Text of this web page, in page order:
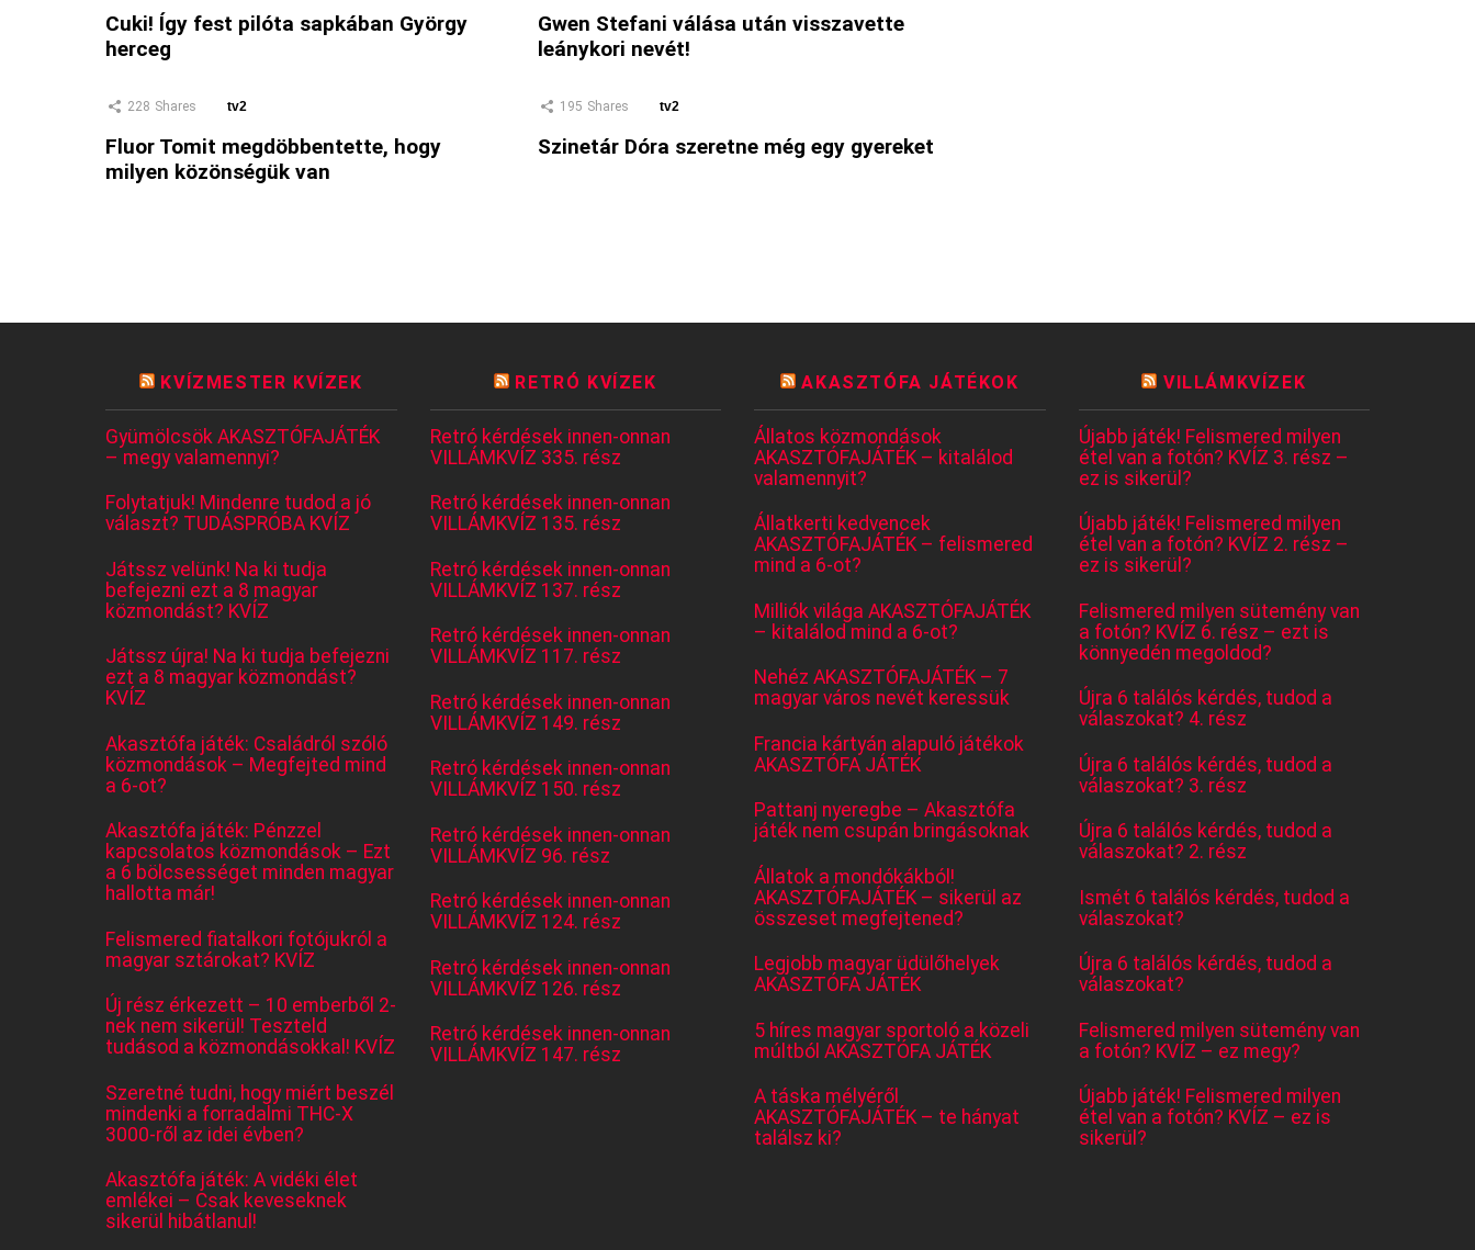
Cuki! Így fest pilóta sapkában György
herceg
Gwen Stefani válása után visszavette
leánykori nevét!
228 Shares tv2
Fluor Tomit megdöbbentette, hogy
milyen közönségük van
195 Shares tv2
Szinetár Dóra szeretne még egy gyereket
KVÍZMESTER KVÍZEK
Gyümölcsök AKASZTÓFAJÁTÉK
– megy valamennyi?
Folytatjuk! Mindenre tudod a jó
választ? TUDÁSPRÓBA KVÍZ
Játssz velünk! Na ki tudja
befejezni ezt a 8 magyar
közmondást? KVÍZ
Játssz újra! Na ki tudja befejezni
ezt a 8 magyar közmondást?
KVÍZ
Akasztófa játék: Családról szóló
közmondások – Megfejted mind
a 6-ot?
Akasztófa játék: Pénzzel
kapcsolatos közmondások – Ezt
a 6 bölcsességet minden magyar
hallotta már!
Felismered fiatalkori fotójukról a
magyar sztárokat? KVÍZ
Új rész érkezett – 10 emberből 2-
nek nem sikerül! Teszteld
tudásod a közmondásokkal! KVÍZ
Szeretné tudni, hogy miért beszél
mindenki a forradalmi THC-X
3000-ről az idei évben?
Akasztófa játék: A vidéki élet
emlékei – Csak keveseknek
sikerül hibátlanul!
RETRÓ KVÍZEK
Retró kérdések innen-onnan
VILLÁMKVÍZ 335. rész
Retró kérdések innen-onnan
VILLÁMKVÍZ 135. rész
Retró kérdések innen-onnan
VILLÁMKVÍZ 137. rész
Retró kérdések innen-onnan
VILLÁMKVÍZ 117. rész
Retró kérdések innen-onnan
VILLÁMKVÍZ 149. rész
Retró kérdések innen-onnan
VILLÁMKVÍZ 150. rész
Retró kérdések innen-onnan
VILLÁMKVÍZ 96. rész
Retró kérdések innen-onnan
VILLÁMKVÍZ 124. rész
Retró kérdések innen-onnan
VILLÁMKVÍZ 126. rész
Retró kérdések innen-onnan
VILLÁMKVÍZ 147. rész
AKASZTÓFA JÁTÉKOK
Állatos közmondások
AKASZTÓFAJÁTÉK – kitalálod
valamennyit?
Állatkerti kedvencek
AKASZTÓFAJÁTÉK – felismered
mind a 6-ot?
Milliók világa AKASZTÓFAJÁTÉK
– kitalálod mind a 6-ot?
Nehéz AKASZTÓFAJÁTÉK – 7
magyar város nevét keressük
Francia kártyán alapuló játékok
AKASZTÓFA JÁTÉK
Pattanj nyeregbe – Akasztófa
játék nem csupán bringásoknak
Állatok a mondókákból!
AKASZTÓFAJÁTÉK – sikerül az
összeset megfejtened?
Legjobb magyar üdülőhelyek
AKASZTÓFA JÁTÉK
5 híres magyar sportoló a közeli
múltból AKASZTÓFA JÁTÉK
A táska mélyéről
AKASZTÓFAJÁTÉK – te hányat
találsz ki?
VILLÁMKVÍZEK
Újabb játék! Felismered milyen
étel van a fotón? KVÍZ 3. rész –
ez is sikerül?
Újabb játék! Felismered milyen
étel van a fotón? KVÍZ 2. rész –
ez is sikerül?
Felismered milyen sütemény van
a fotón? KVÍZ 6. rész – ezt is
könnyedén megoldod?
Újra 6 találós kérdés, tudod a
válaszokat? 4. rész
Újra 6 találós kérdés, tudod a
válaszokat? 3. rész
Újra 6 találós kérdés, tudod a
válaszokat? 2. rész
Ismét 6 találós kérdés, tudod a
válaszokat?
Újra 6 találós kérdés, tudod a
válaszokat?
Felismered milyen sütemény van
a fotón? KVÍZ – ez megy?
Újabb játék! Felismered milyen
étel van a fotón? KVÍZ – ez is
sikerül?